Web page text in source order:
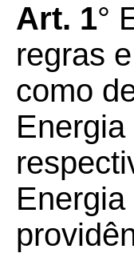
Art. 1°
regras
como